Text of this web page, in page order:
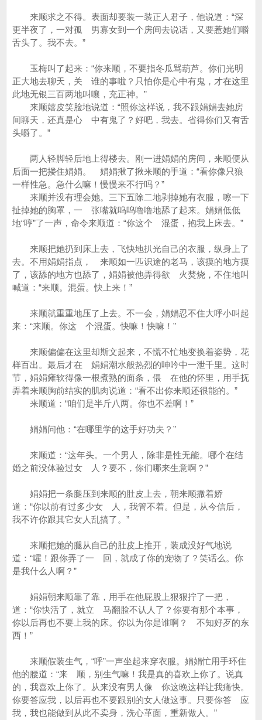
来顺求之不得。表面却要装一装正人君子，他说道：“深
更半夜了，一对孤 男寡女到一个房间去说话，又要惹她们嚼
舌头了。我不去。”
玉梅叫了起来：“你来顺，不要指冬瓜骂葫芦。你们光明
正大地去聊天，关 谁的事啦？只怕你是心中有鬼，才在这里
此地无银三百两地叫嚷，充正神。”
来顺嬉皮笑脸地说道：“照你这样说，我不跟娟娟去她房
间聊天，还真是心 中有鬼了？好吧，我去。省得你们又有舌
头嚼了。”
两人轻脚轻后地上得楼去。刚一进娟娟的房间，来顺便从
后面一把搂住娟娟。 娟娟揪了揪来顺的手道：“看你像只狼
一样性急。急什么嘛！慢慢来不行吗？”
来顺并没有理会她。三下五除二地剥掉她有衣服，嚓一下
扯掉她的胸罩，一 张嘴就呜呜噜噜地舔了起来。娟娟低低
地“哼”了一声，命令来顺道：“你这个 混蛋，抱我上床去。”
来顺把她扔到床上去，飞快地扒光自己的衣服，纵身上了
去。不用娟娟指点， 来顺如一匹识途的老马，该摸的地方摸
了，该舔的地方也舔了，娟娟被他弄得欲 火焚烧，不住地叫
喊道：“来顺。混蛋。快上来！”
来顺就重重地压了上去。不一会，娟娟忍不住大呼小叫起
来：“来顺。你这 个混蛋。快嘛！快嘛！”
来顺偏偏在这里却斯文起来，不慌不忙地变换着姿势，花
样百出。最后才在 娟娟潮水般热烈的呻吟中一泄千里。这时
节，娟娟瘫软得像一根煮熟的面条，偎 在他的怀里，用手抚
弄着来顺胸前结实的肌肉说道：“看不出你来顺还很能的。”
来顺道：“咱们是半斤八两。你也不差啊！”
娟娟问他：“在哪里学的这手好功夫？”
来顺道：“这年头。一个男人，除非是性无能。哪个在结
婚之前没体验过女 人？要不，你们哪来生意啊？”
娟娟把一条腿压到来顺的肚皮上去，朝来顺撒着娇
道：“你以前有过多少女 人，我管不着。但是，从今信后，
我不许你跟其它女人乱搞了。”
来顺把她的腿从自己的肚皮上推开，装成没好气地说
道：“嚯！跟你弄了一 回，就成了你的宠物了？笑话么。你
是我什么人啊？”
娟娟朝来顺靠了靠，用手在他屁股上狠狠拧了一把，
道：“你快活了，就立 马翻脸不认人了？你要有那个本事，
你以后再也不要上我的床。你以为你是谁啊？ 不知好歹的东
西！”
来顺假装生气，“呼”一声坐起来穿衣服。娟娟忙用手环住
他的腰道：“来 顺，别生气嘛！我是真的喜欢上你了。说真
的，我喜欢上你了。从来没有男人像 你这晚这样让我痛快。
你要答应我，以后再也不要跟别的女人做这事。只要你答 应
我，我也能做到从此不卖身，洗心革面，重新做人。”